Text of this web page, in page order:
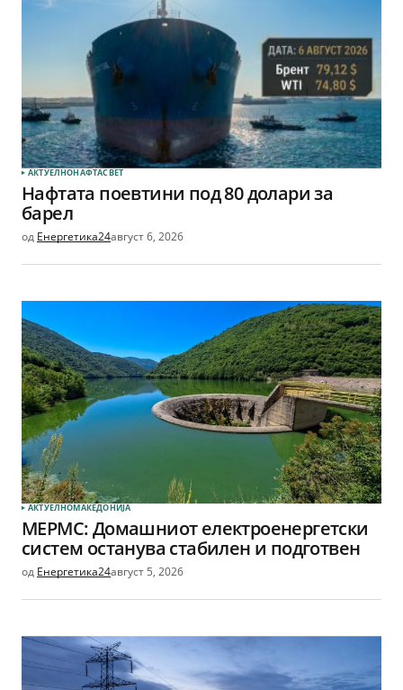
АКТУЕЛНОНАФТАСВЕТ
Нафтата поевтини под 80 долари за
барел
од Енергетика24август 6, 2026
АКТУЕЛНОМАКЕДОНИЈА
МЕРМС: Домашниот електроенергетски
систем останува стабилен и подготвен
од Енергетика24август 5, 2026